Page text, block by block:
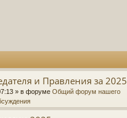
и Правления за 2025
» в форуме Общий форум нашего